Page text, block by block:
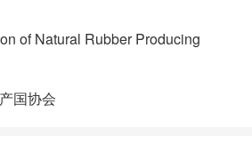
of Natural Rubber Producing
国协会